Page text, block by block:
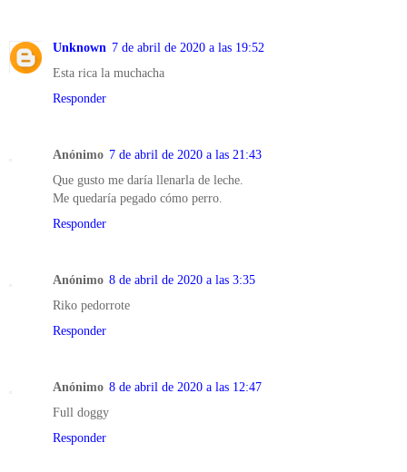
Unknown 7 de abril de 2020 a las 19:52
Esta rica la muchacha
Responder
Anónimo 7 de abril de 2020 a las 21:43
Que gusto me daría llenarla de leche.
Me quedaría pegado cómo perro.
Responder
Anónimo 8 de abril de 2020 a las 3:35
Riko pedorrote
Responder
Anónimo 8 de abril de 2020 a las 12:47
Full doggy
Responder